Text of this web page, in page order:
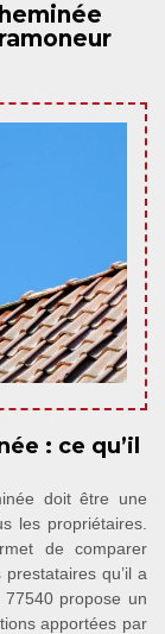
: ce qu’il
doit être une
les propriétaires.
de comparer
qu’il a
propose un
apportées par